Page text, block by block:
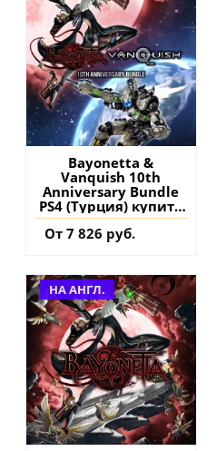
Bayonetta &
Vanquish 10th
Anniversary Bundle
PS4 (Турция) купить
игру на аккаунт
От 7 826 руб.
НА АНГЛ.